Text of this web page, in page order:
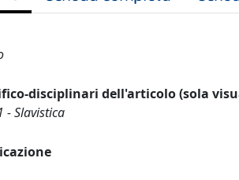
disciplinari dell'articolo (sola
- Slavistica